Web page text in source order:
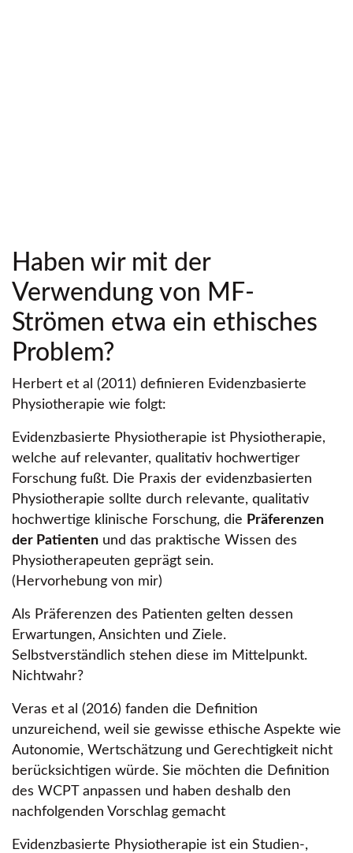
Haben wir mit der
Verwendung von MF-
Strömen etwa ein ethisches
Problem?
Herbert et al (2011) definieren Evidenzbasierte
Physiotherapie wie folgt:
Evidenzbasierte Physiotherapie ist Physiotherapie,
welche auf relevanter, qualitativ hochwertiger
Forschung fußt. Die Praxis der evidenzbasierten
Physiotherapie sollte durch relevante, qualitativ
hochwertige klinische Forschung, die Präferenzen
der Patienten und das praktische Wissen des
Physiotherapeuten geprägt sein.
(Hervorhebung von mir)
Als Präferenzen des Patienten gelten dessen
Erwartungen, Ansichten und Ziele.
Selbstverständlich stehen diese im Mittelpunkt.
Nichtwahr?
Veras et al (2016) fanden die Definition
unzureichend, weil sie gewisse ethische Aspekte wie
Autonomie, Wertschätzung und Gerechtigkeit nicht
berücksichtigen würde. Sie möchten die Definition
des WCPT anpassen und haben deshalb den
nachfolgenden Vorschlag gemacht
Evidenzbasierte Physiotherapie ist ein Studien-,